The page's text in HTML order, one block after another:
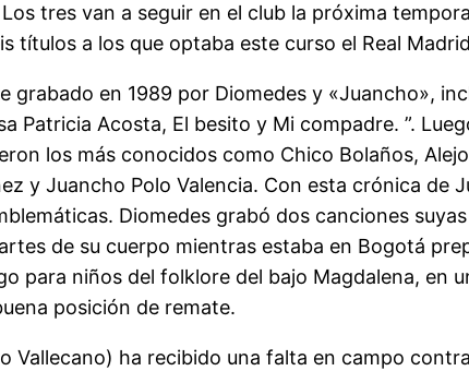
tres van a seguir en el club la próxima
títulos a los que optaba este curso el Real
grabado en 1989 por Diomedes y «Juancho»,
Patricia Acosta, El besito y Mi compadre. ”.
los más conocidos como Chico Bolaños,
y Juancho Polo Valencia. Con esta crónica
Diomedes grabó dos canciones
de su cuerpo mientras estaba en Bogotá
para niños del folklore del bajo Magdalena,
posición de remate.
Vallecano) ha recibido una falta en campo